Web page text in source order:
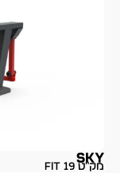
SKY
מק״ט FIT 19